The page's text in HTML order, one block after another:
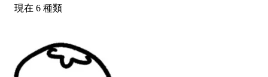
現在 6 種類